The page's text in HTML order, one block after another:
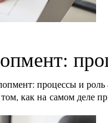
процессы и
как на самом деле